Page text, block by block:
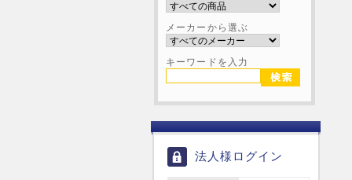
メーカーから選ぶ
キーワードを入力
法人様ログイン